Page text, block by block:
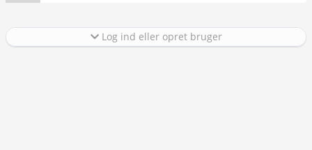
Log ind eller opret bruger